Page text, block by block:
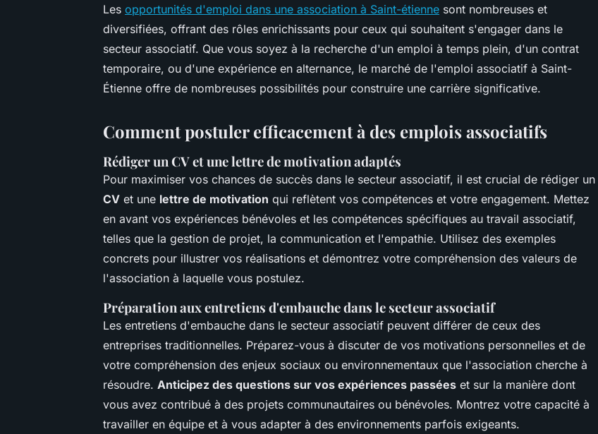
Les opportunités d'emploi dans une association à Saint-étienne sont nombreuses et
diversifiées, offrant des rôles enrichissants pour ceux qui souhaitent s'engager dans le
secteur associatif. Que vous soyez à la recherche d'un emploi à temps plein, d'un contrat
temporaire, ou d'une expérience en alternance, le marché de l'emploi associatif à Saint-
Étienne offre de nombreuses possibilités pour construire une carrière significative.
Comment postuler efficacement à des emplois associatifs
Rédiger un CV et une lettre de motivation adaptés
Pour maximiser vos chances de succès dans le secteur associatif, il est crucial de rédiger un
CV et une lettre de motivation qui reflètent vos compétences et votre engagement. Mettez
en avant vos expériences bénévoles et les compétences spécifiques au travail associatif,
telles que la gestion de projet, la communication et l'empathie. Utilisez des exemples
concrets pour illustrer vos réalisations et démontrez votre compréhension des valeurs de
l'association à laquelle vous postulez.
Préparation aux entretiens d'embauche dans le secteur associatif
Les entretiens d'embauche dans le secteur associatif peuvent différer de ceux des
entreprises traditionnelles. Préparez-vous à discuter de vos motivations personnelles et de
votre compréhension des enjeux sociaux ou environnementaux que l'association cherche à
résoudre. Anticipez des questions sur vos expériences passées et sur la manière dont
vous avez contribué à des projets communautaires ou bénévoles. Montrez votre capacité à
travailler en équipe et à vous adapter à des environnements parfois exigeants.